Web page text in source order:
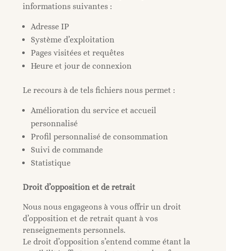
informations suivantes :
Adresse IP
Système d’exploitation
Pages visitées et requêtes
Heure et jour de connexion
Le recours à de tels fichiers nous permet :
Amélioration du service et accueil
personnalisé
Profil personnalisé de consommation
Suivi de commande
Statistique
Droit d’opposition et de retrait
Nous nous engageons à vous offrir un droit
d’opposition et de retrait quant à vos
renseignements personnels.
Le droit d’opposition s’entend comme étant la